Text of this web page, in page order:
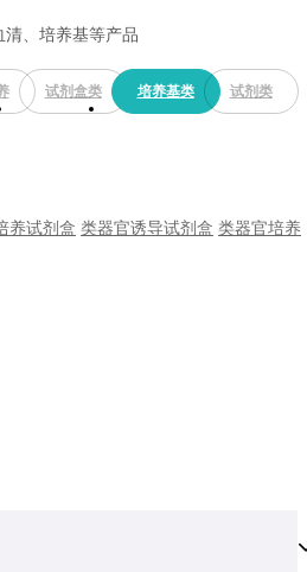
、培养基等产品
试剂盒类 培养基类 试剂类
养试剂盒 类器官诱导试剂盒 类器官培养